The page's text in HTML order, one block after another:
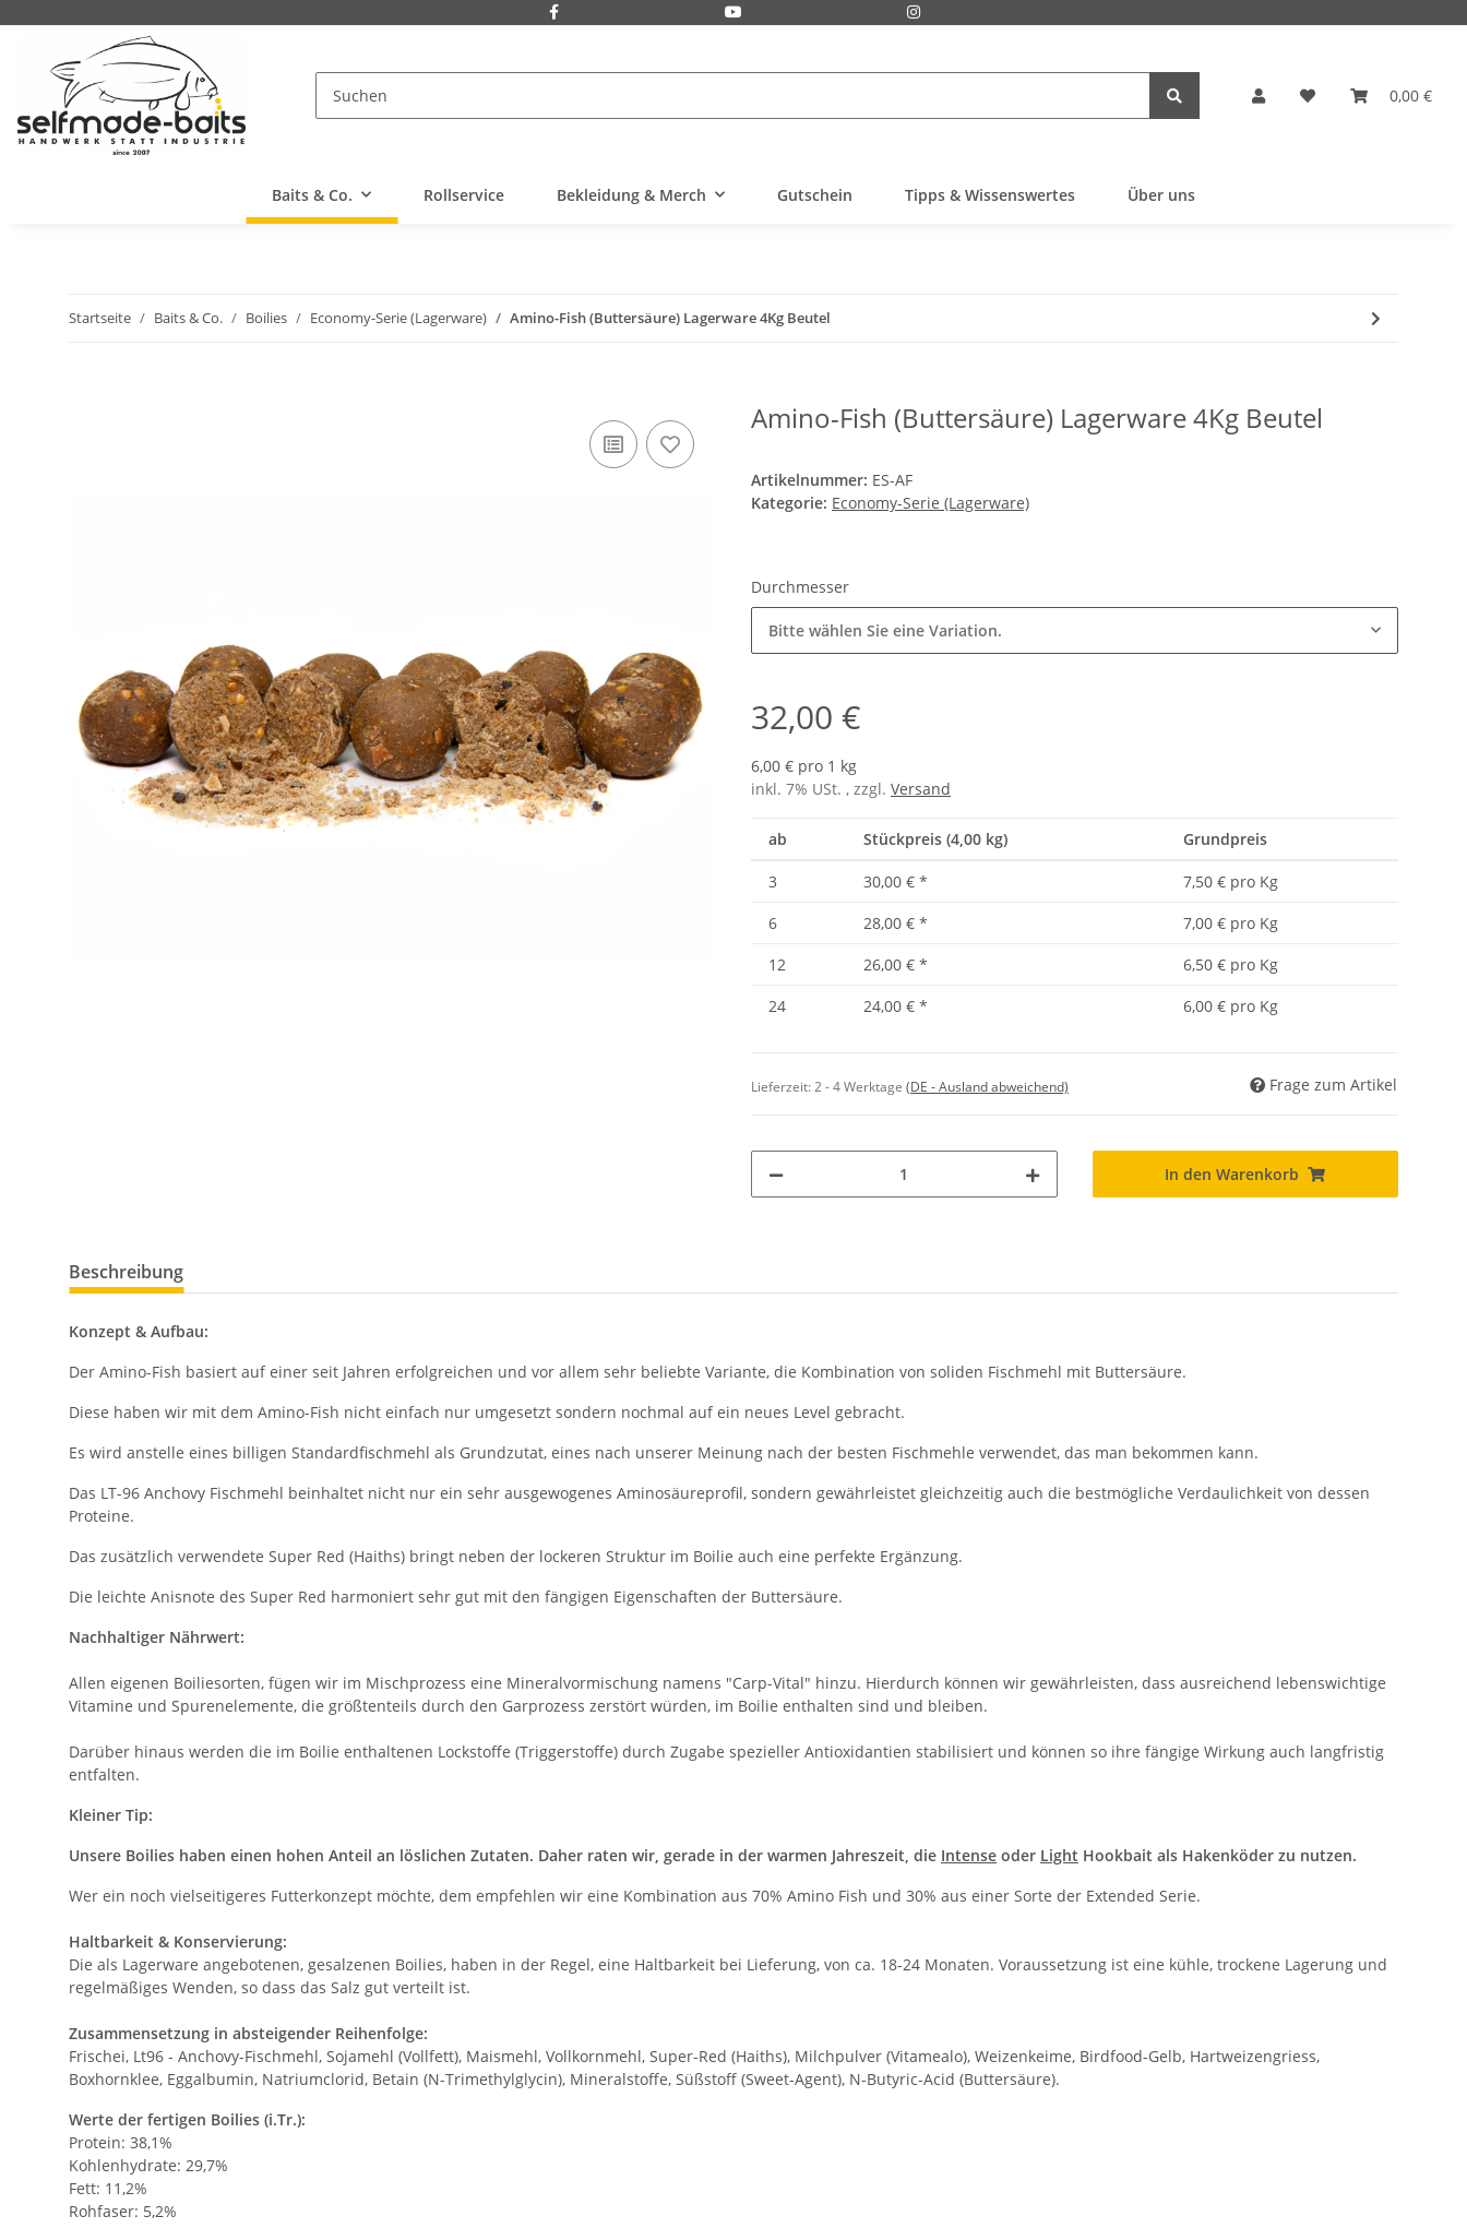
0,00 €
Baits & Co. Rollservice Bekleidung & Merch Gutschein Tipps & Wissenswertes Über uns
Startseite Baits & Co. Boilies Economy-Serie (Lagerware) Amino-Fish (Buttersäure) Lagerware 4Kg Beutel
Amino-Fish (Buttersäure) Lagerware 4Kg Beutel
Artikelnummer: ES-AF
Kategorie: Economy-Serie (Lagerware)
Durchmesser
Bitte wählen Sie eine Variation.
32,00 €
6,00 € pro 1 kg
inkl. 7% USt. , zzgl. Versand
ab Stückpreis (4,00 kg) Grundpreis
3 30,00 € *
7,50 € pro Kg
6
28,00 € *
7,00 € pro Kg
12
26,00 € *
6,50 € pro Kg
24
24,00 € * 6,00 € pro Kg
Lieferzeit:2 - 4 Werktage (DE - Ausland abweichend) Frage zum Artikel
In den Warenkorb
Beschreibung
Konzept & Aufbau:
Der Amino-Fish basiert auf einer seit Jahren erfolgreichen und vor allem sehr beliebte Variante, die Kombination von soliden Fischmehl mit Buttersäure.
Diese haben wir mit dem Amino-Fish nicht einfach nur umgesetzt sondern nochmal auf ein neues Level gebracht.
Es wird anstelle eines billigen Standardfischmehl als Grundzutat, eines nach unserer Meinung nach der besten Fischmehle verwendet, das man bekommen kann.
Das LT-96 Anchovy Fischmehl beinhaltet nicht nur ein sehr ausgewogenes Aminosäureprofil, sondern gewährleistet gleichzeitig auch die bestmögliche Verdaulichkeit von dessen
Proteine.
Das zusätzlich verwendete Super Red (Haiths) bringt neben der lockeren Struktur im Boilie auch eine perfekte Ergänzung.
Die leichte Anisnote des Super Red harmoniert sehr gut mit den fängigen Eigenschaften der Buttersäure.
Nachhaltiger Nährwert:
Allen eigenen Boiliesorten, fügen wir im Mischprozess eine Mineralvormischung namens "Carp-Vital" hinzu. Hierdurch können wir gewährleisten, dass ausreichend lebenswichtige
Vitamine und Spurenelemente, die größtenteils durch den Garprozess zerstört würden, im Boilie enthalten sind und bleiben.
Darüber hinaus werden die im Boilie enthaltenen Lockstoffe (Triggerstoffe) durch Zugabe spezieller Antioxidantien stabilisiert und können so ihre fängige Wirkung auch langfristig
entfalten.
Kleiner Tip:
Unsere Boilies haben einen hohen Anteil an löslichen Zutaten. Daher raten wir, gerade in der warmen Jahreszeit, die Intense oder Light Hookbait als Hakenköder zu nutzen.
Wer ein noch vielseitigeres Futterkonzept möchte, dem empfehlen wir eine Kombination aus 70% Amino Fish und 30% aus einer Sorte der Extended Serie.
Haltbarkeit & Konservierung:
Die als Lagerware angebotenen, gesalzenen Boilies, haben in der Regel, eine Haltbarkeit bei Lieferung, von ca. 18-24 Monaten. Voraussetzung ist eine kühle, trockene Lagerung und
regelmäßiges Wenden, so dass das Salz gut verteilt ist.
Zusammensetzung in absteigender Reihenfolge:
Frischei, Lt96 - Anchovy-Fischmehl, Sojamehl (Vollfett), Maismehl, Vollkornmehl, Super-Red (Haiths), Milchpulver (Vitamealo), Weizenkeime, Birdfood-Gelb, Hartweizengriess,
Boxhornklee, Eggalbumin, Natriumclorid, Betain (N-Trimethylglycin), Mineralstoffe, Süßstoff (Sweet-Agent), N-Butyric-Acid (Buttersäure).
Werte der fertigen Boilies (i.Tr.):
Protein: 38,1%
Kohlenhydrate: 29,7%
Fett: 11,2%
Rohfaser: 5,2%